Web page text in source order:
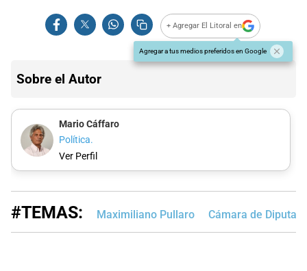
+ Agregar El Litoral en
Agregar a tus medios preferidos en Google
Sobre el Autor
Mario Cáffaro
Política.
Ver Perfil
#TEMAS: Maximiliano Pullaro Cámara de